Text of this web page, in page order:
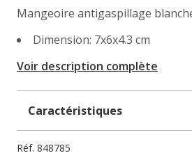
Mangeoire antigaspillage
Dimension: 7x6x4.3 cm
Voir description complète
Caractéristiques
Réf. 848785